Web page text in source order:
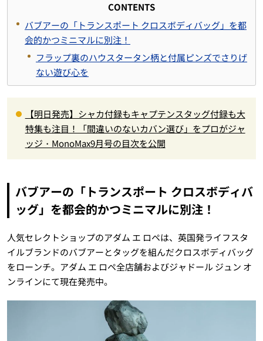
CONTENTS
バブアーの「トランスポート クロスボディバッグ」を都
会的かつミニマルに別注！
フラップ裏のハウスタータン柄と付属ピンズでさりげ
ない遊び心を
【明日発売】シャカ付録もキャプテンスタッグ付録も大
特集も注目！「間違いのないカバン選び」をプロがジャ
ッジ・MonoMax9月号の目次を公開
バブアーの「トランスポート クロスボディバ
ッグ」を都会的かつミニマルに別注！
人気セレクトショップのアダム エ ロペは、英国発ライフスタ
イルブランドのバブアーとタッグを組んだクロスボディバッグ
をローンチ。アダム エ ロペ全店舗およびジャドール ジュン オ
ンラインにて現在発売中。